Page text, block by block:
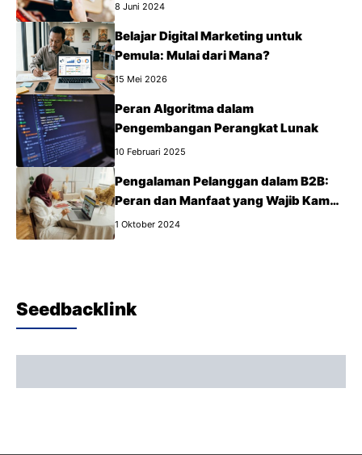
8 Juni 2024
Belajar Digital Marketing untuk
Pemula: Mulai dari Mana?
15 Mei 2026
Peran Algoritma dalam
Pengembangan Perangkat Lunak
10 Februari 2025
Pengalaman Pelanggan dalam B2B:
Peran dan Manfaat yang Wajib Kamu
Tahu
1 Oktober 2024
Seedbacklink